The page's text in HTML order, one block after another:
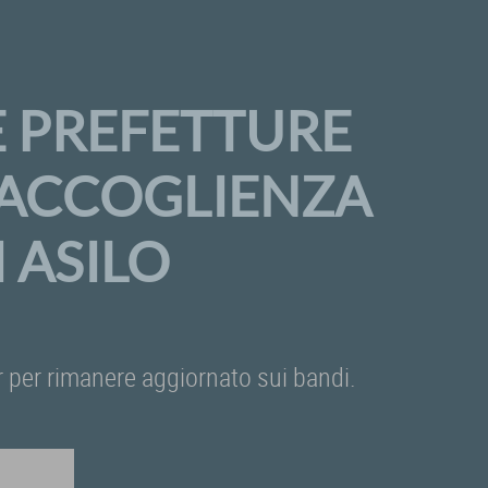
rimanere aggiornato sui bandi.